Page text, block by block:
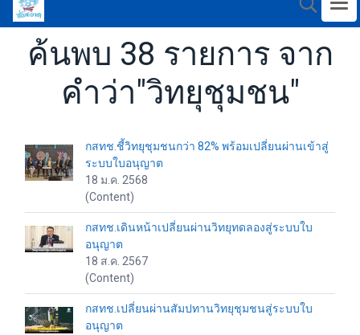
ค้นพบ 38 รายการ จาก
คำว่า"วิทยุชุมชน"
กสทช.ชี้วิทยุชุมชนกว่า 82% พร้อมเปลี่ยนผ่านเข้าสู่
ระบบใบอนุญาต
18 ม.ค. 2568
(Content)
กสทช.เดินหน้าเปลี่ยนผ่านวิทยุทดลองสู่ระบบใบ
อนุญาต
18 ส.ค. 2567
(Content)
กสทช.เปลี่ยนผ่านสัมปทานวิทยุชุมชนสู่ระบบใบ
อนุญาต